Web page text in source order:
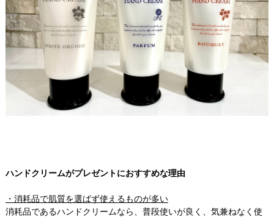
ハンドクリームがプレゼントにおすすめな理由
・消耗品で肌質を選ばず使えるものが多い
消耗品であるハンドクリームなら、普段使いが良く、気兼ねなく使